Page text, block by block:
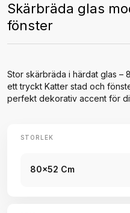
Skärbräda glas
fönster
Stor skärbräda i härdat glas
ett tryckt Katter stad och
perfekt dekorativ accent för
STORLEK
80x52 Cm